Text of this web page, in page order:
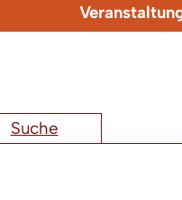
Suche